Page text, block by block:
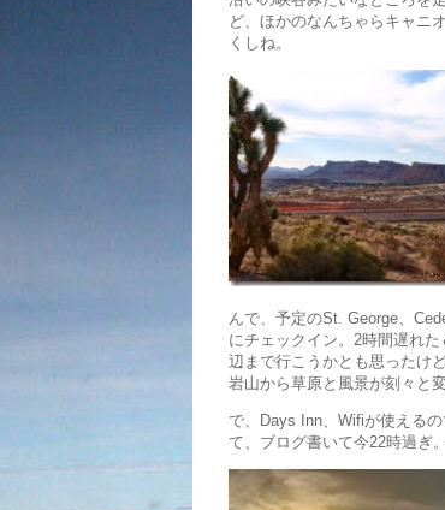
ど、ほかのなんちゃらキャニ
くしね。
んで、予定のSt. George、
にチェックイン。2時間遅れ
辺まで行こうかとも思ったけ
岩山から草原と風景が刻々と
で、Days Inn、Wifiが使える
て、ブログ書いて今22時過ぎ